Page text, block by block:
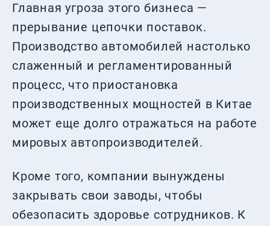
Главная угроза этого бизнеса —
прерывание цепочки поставок.
Производство автомобилей настолько
слаженный и регламентированный
процесс, что приостановка
производственных мощностей в Китае
может еще долго отражаться на работе
мировых автопроизводителей.
Кроме того, компании вынуждены
закрывать свои заводы, чтобы
обезопасить здоровье сотрудников. К